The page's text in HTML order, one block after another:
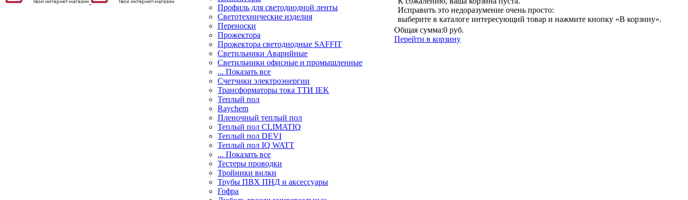
Профиль для светодиодной ленты
Светотехнические изделия
Переноски
Прожектора
Прожектора светодиодные SAFFIT
Светильники Аварийные
Светильники офисные и промышленные
... Показать все
Счетчики электроэнергии
Трансформаторы тока ТТИ IEK
Теплый пол
Raychem
Пленочный теплый пол
Теплый пол CLIMATIQ
Теплый пол DEVI
Теплый пол IQ WATT
... Показать все
Тестеры проводки
Тройники вилки
Трубы ПВХ ПНД и аксессуары
Гофра
Исправить это недоразумение очень просто:
выберите в каталоге интересующий товар и нажмите кнопку «В корзину».
Общая сумма:0 руб.
Перейти в корзину